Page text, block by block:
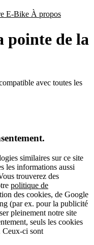
E-Bike À propos
pointe de la
avec toutes les
similaires sur ce site
les informations aussi
trouverez des
politique de
des cookies, de Google
(par ex. pour la publicité
pleinement notre site
seuls les cookies
Ceux-ci sont